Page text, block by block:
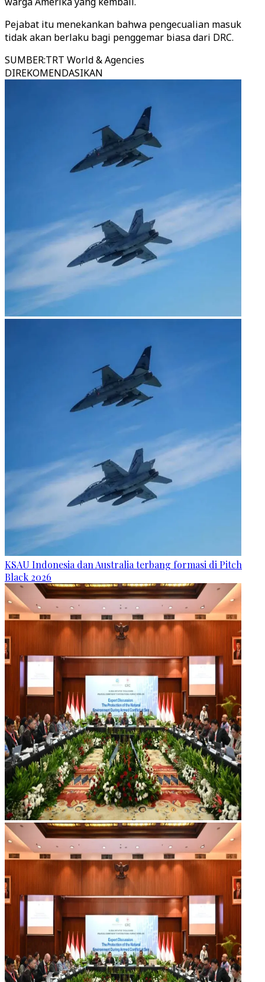
Pejabat itu menekankan bahwa pengecualian masuk
tidak akan berlaku bagi penggemar biasa dari DRC.
SUMBER:TRT World & Agencies
DIREKOMENDASIKAN
KSAU Indonesia dan Australia terbang formasi di Pitch
Black 2026